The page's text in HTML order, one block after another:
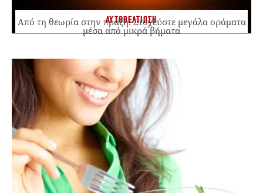
ΑΥΤΟΒΕΛΤΙΩΣΗ
Από τη θεωρία στην πράξη: Στοχεύστε μεγάλα οράματα
μέσα από μικρά βήματα